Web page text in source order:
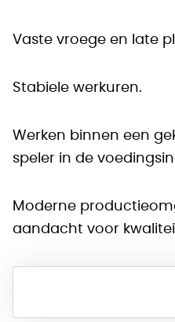
Vaste vroege en late
Stabiele werkuren.
Werken binnen een
speler in de
Moderne
aandacht voor